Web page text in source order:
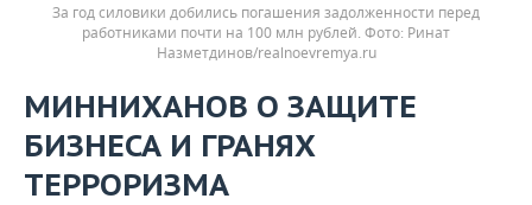
За год силовики добились погашения задолженности перед
работниками почти на 100 млн рублей.
Ринат
Назметдинов/realnoevremya.ru
МИННИХАНОВ О ЗАЩИТЕ
БИЗНЕСА И ГРАНЯХ
ТЕРРОРИЗМА